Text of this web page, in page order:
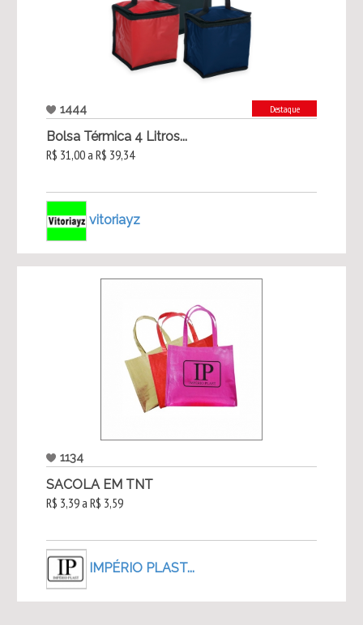
1444 Destaque
Bolsa Térmica 4 Litros...
R$ 31,00 a R$ 39,34
vitoriayz
1134
SACOLA EM TNT
R$ 3,39 a R$ 3,59
IMPÉRIO PLAST...